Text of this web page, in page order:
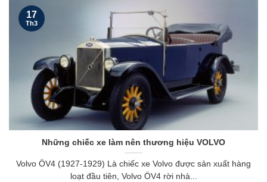
Những chiếc xe làm nên thương hiệu VOLVO
Volvo ÖV4 (1927-1929) Là chiếc xe Volvo được sản xuất hàng
loạt đầu tiên, Volvo ÖV4 rời nhà...
17
Th3